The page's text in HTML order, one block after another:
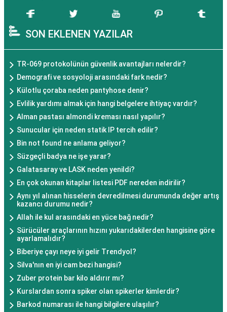
SON EKLENEN YAZILAR
TR-069 protokolünün güvenlik avantajları nelerdir?
Demografi ve sosyoloji arasındaki fark nedir?
Külotlu çoraba neden pantyhose denir?
Evlilik yardımı almak için hangi belgelere ihtiyaç vardır?
Alman pastası almondi kreması nasıl yapılır?
Sunucular için neden statik IP tercih edilir?
Bin not found ne anlama geliyor?
Süzgeçli badya ne işe yarar?
Galatasaray ve LASK neden yenildi?
En çok okunan kitaplar listesi PDF nereden indirilir?
Aynı yıl alınan hisselerin devredilmesi durumunda değer artış
kazancı durumu nedir?
Allah ile kul arasındaki en yüce bağ nedir?
Sürücüler araçlarının hızını yukarıdakilerden hangisine göre
ayarlamalıdır?
Biberiye çayı neye iyi gelir Trendyol?
Silva'nın en iyi cam bezi hangisi?
Zuber protein bar kilo aldırır mı?
Kurslardan sonra spiker olan spikerler kimlerdir?
Barkod numarası ile hangi bilgilere ulaşılır?